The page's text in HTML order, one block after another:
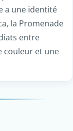
a une identité
la Promenade
entre
couleur et une